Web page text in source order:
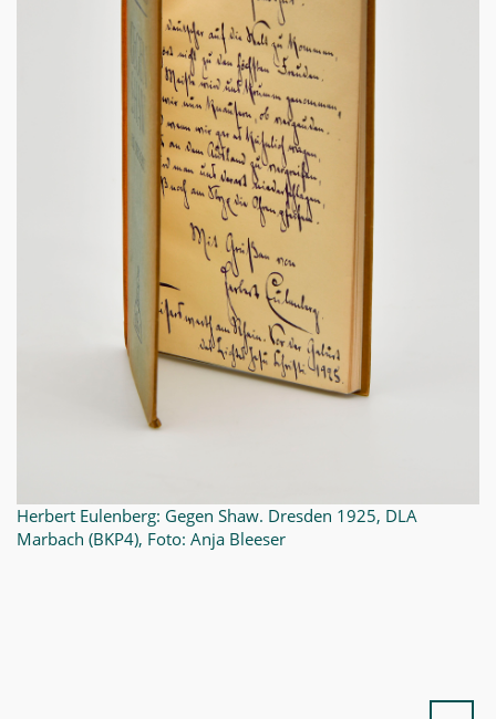
Herbert Eulenberg: Gegen Shaw. Dresden 1925, DLA
Marbach (BKP4), Foto: Anja Bleeser